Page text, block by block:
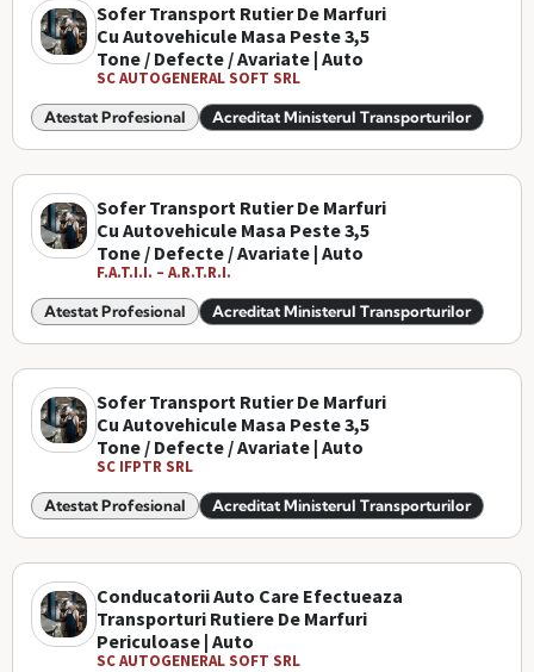
Sofer Transport Rutier De Marfuri
Cu Autovehicule Masa Peste 3,5
Tone / Defecte / Avariate | Auto
SC AUTOGENERAL SOFT SRL
Atestat Profesional Acreditat Ministerul Transporturilor
Sofer Transport Rutier De Marfuri
Cu Autovehicule Masa Peste 3,5
Tone / Defecte / Avariate | Auto
F.A.T.I.I. – A.R.T.R.I.
Atestat Profesional Acreditat Ministerul Transporturilor
Sofer Transport Rutier De Marfuri
Cu Autovehicule Masa Peste 3,5
Tone / Defecte / Avariate | Auto
SC IFPTR SRL
Atestat Profesional Acreditat Ministerul Transporturilor
Conducatorii Auto Care Efectueaza
Transporturi Rutiere De Marfuri
Periculoase | Auto
SC AUTOGENERAL SOFT SRL